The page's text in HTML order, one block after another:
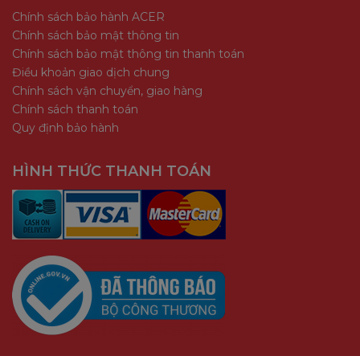
Chính sách bảo hành ACER
Chính sách bảo mật thông tin
Chính sách bảo mật thông tin thanh toán
Điều khoản giao dịch chung
Chính sách vận chuyển, giao hàng
Chính sách thanh toán
Quy định bảo hành
HÌNH THỨC THANH TOÁN